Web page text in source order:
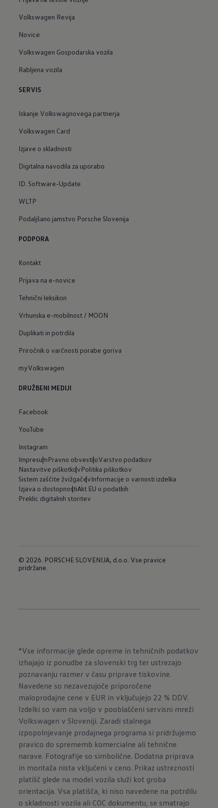
Volkswagen Revija
Novice
Volkswagen Gospodarska vozila
Rabljena vozila
SERVIS
Iskanje Volkswagnovega partnerja
Volkswagen Card
Izjave o skladnosti
Digitalna navodila za uporabo
ID. Software-Update
WLTP
Podaljšano jamstvo Porsche Slovenija
PODPORA
Kontakt
Prijava na e-novice
Tehnični leksikon
Vrhunska e-mobilnost / MOON
Duplikati in potrdila
Priročnik o varčnosti porabe goriva
myVolkswagen
DRUŽBENI MEDIJI
Facebook
YouTube
Instagram
ImpresumPravno obvestiloVarstvo podatkov
Nastavitve piškotkovPolitika piškotkov
Sistem zaščite žvižgačevInformacije o varnosti izdelka
Izjava o dostopnostiAkt EU o podatkih
Preklic digitalnih storitev
© 2026. PORSCHE SLOVENIJA, d.o.o. Vse pravice
pridržane.
*Vse informacije glede opreme in tehničnih podatkov
izhajajo iz ponudbe za slovenski trg ter ustrezajo
poznavanju razmer v času priprave tiskovine.
Navedene so nezavezujoče priporočene
maloprodajne cene v EUR in vključujejo 22 % DDV.
Izdelki so vam na voljo v pooblaščeni servisni mreži
Volkswagen v Sloveniji. Zaradi stalnega
izpopolnjevanje prodajnega programa si pridržujemo
pravico do sprememb komercialne ali tehnične
narave. Fotografije so simbolične. Dodatna priprava
in montaža nista vključeni v ceno. Prikaz ustreznosti
platišč glede na model vozila služi kot groba
orientacija. Vsa platišča, ki niso navedene na potrdilu
o skladnosti vozila ali COC dokumentu, se smatrajo